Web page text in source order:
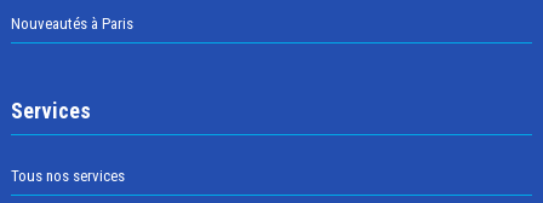
Nouveautés à Paris
Services
Tous nos services